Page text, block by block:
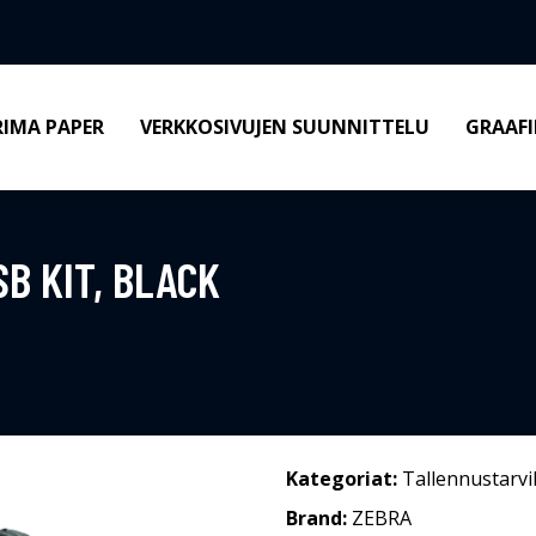
PAPER VERKKOSIVUJEN SUUNNITTELU
KIT, BLACK
Kategoriat:
Brand: ZEBRA